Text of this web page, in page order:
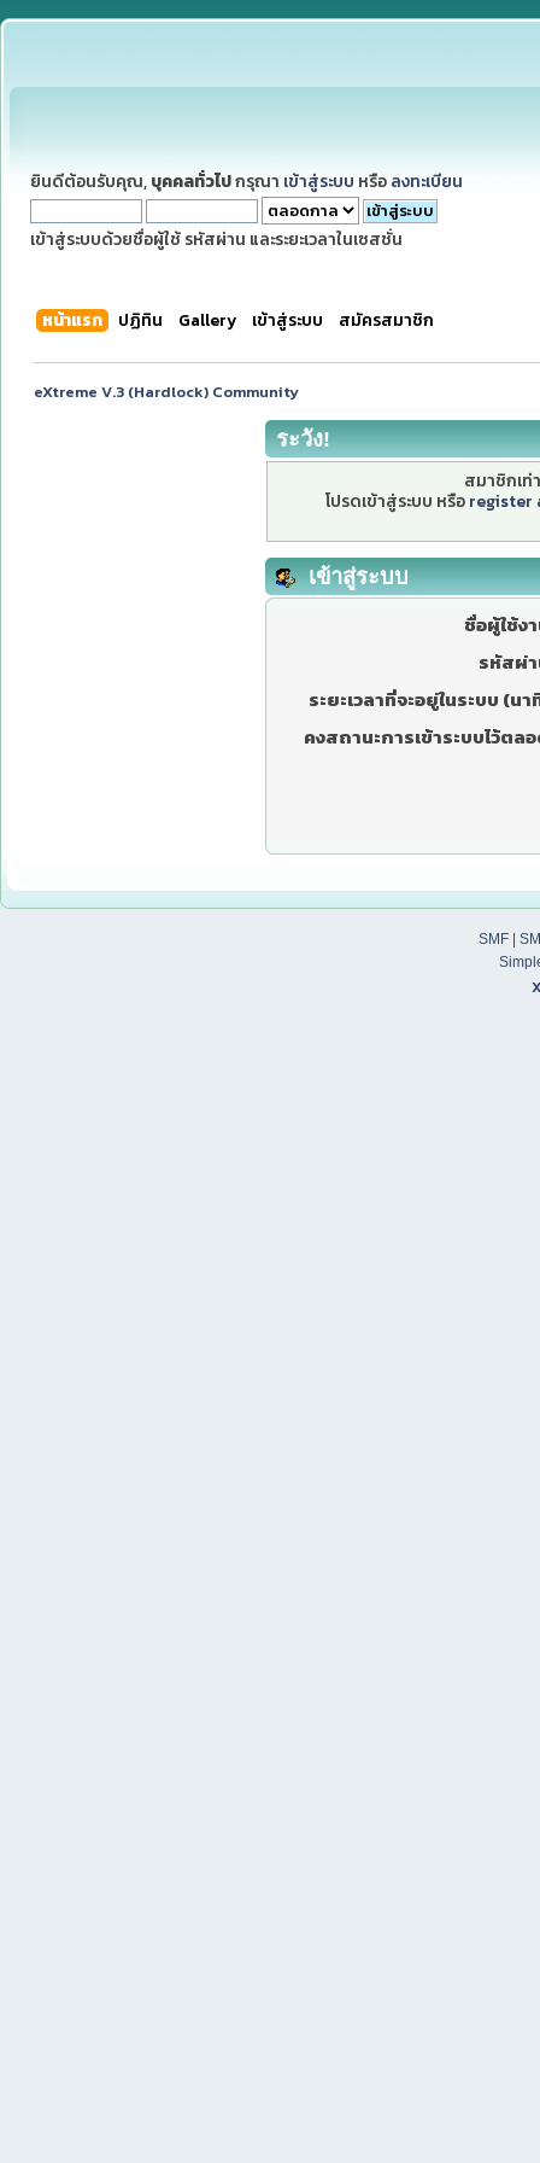
ยินดีต้อนรับคุณ, บุคคลทั่วไปกรุณา เข้าสู่ระบบ หรือ ลงทะเบียน
เข้าสู่ระบบด้วยชื่อผู้ใช้ รหัสผ่าน และระยะเวลาในเซสชั่น
หน้าแรก ปฏิทิน Gallery เข้าสู่ระบบ สมัครสมาชิก
eXtreme V.3 (Hardlock) Community
ระวัง!
สมาชิกเท่
โปรดเข้าสู่ระบบ หรือ register
เข้าสู่ระบบ
ชื่อผู้ใช้ง
รหัสผ่
ระยะเวลาที่จะอยู่ในระบบ (นา
คงสถานะการเข้าระบบไว้ตล
SMF|